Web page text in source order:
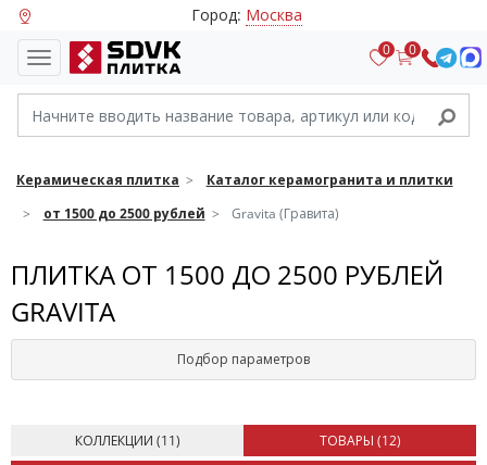
Город: Москва
0 0
Керамическая плитка
Каталог керамогранита и плитки
от 1500 до 2500 рублей
Gravita (Гравита)
ПЛИТКА ОТ 1500 ДО 2500 РУБЛЕЙ
GRAVITA
Подбор параметров
КОЛЛЕКЦИИ (11) ТОВАРЫ (12)